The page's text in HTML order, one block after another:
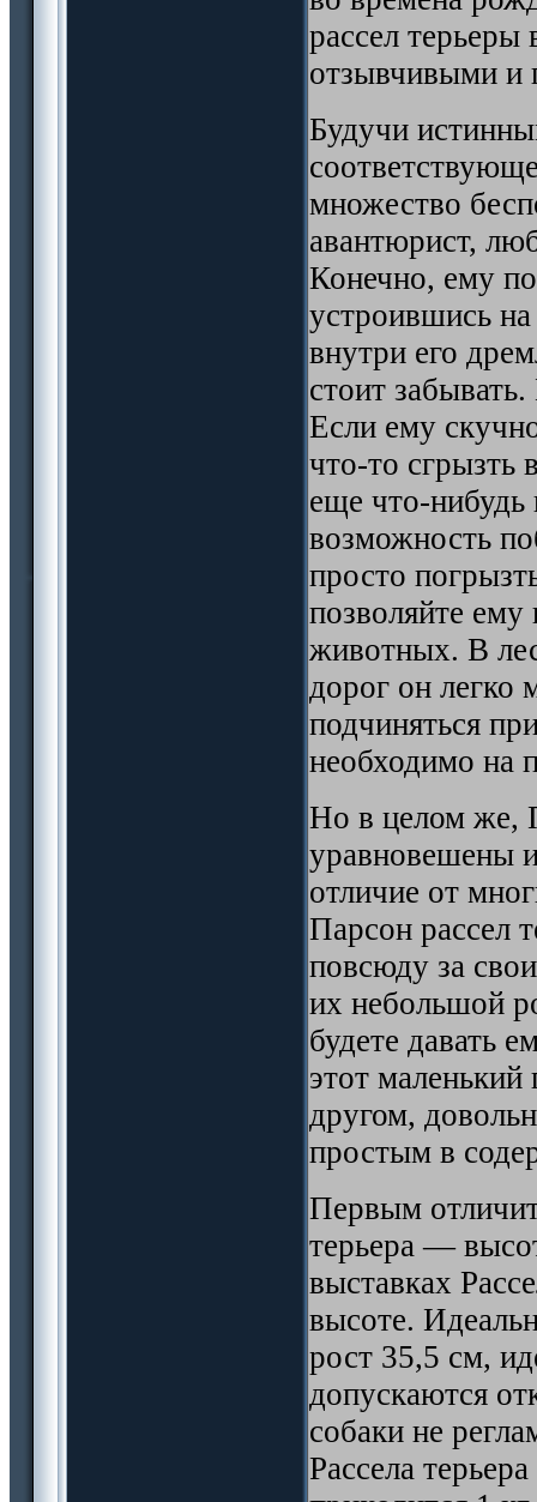
рассел
отзывчивыми и
Будучи
множество
авантюрист,
Конечно, ему
устроившись
внутри его
стоит
Если ему
что-то сгрызть
еще что-нибудь
возможность
просто
позволяйте
животных. В
дорог он легко
подчиняться
необходимо на
Но в целом же,
уравновешены
отличие от
Парсон рассел
повсюду за
их небольшой
будете давать
этот
другом,
простым в
Первым
терьера —
выставках
высоте.
рост 35,5 см,
допускаются
собаки не
Рассела